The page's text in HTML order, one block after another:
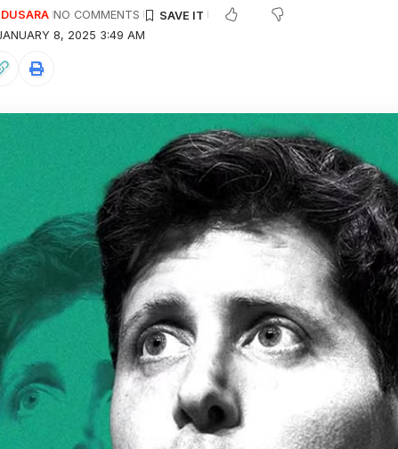
8, 2025 3:49 AM
NO COMMENTS